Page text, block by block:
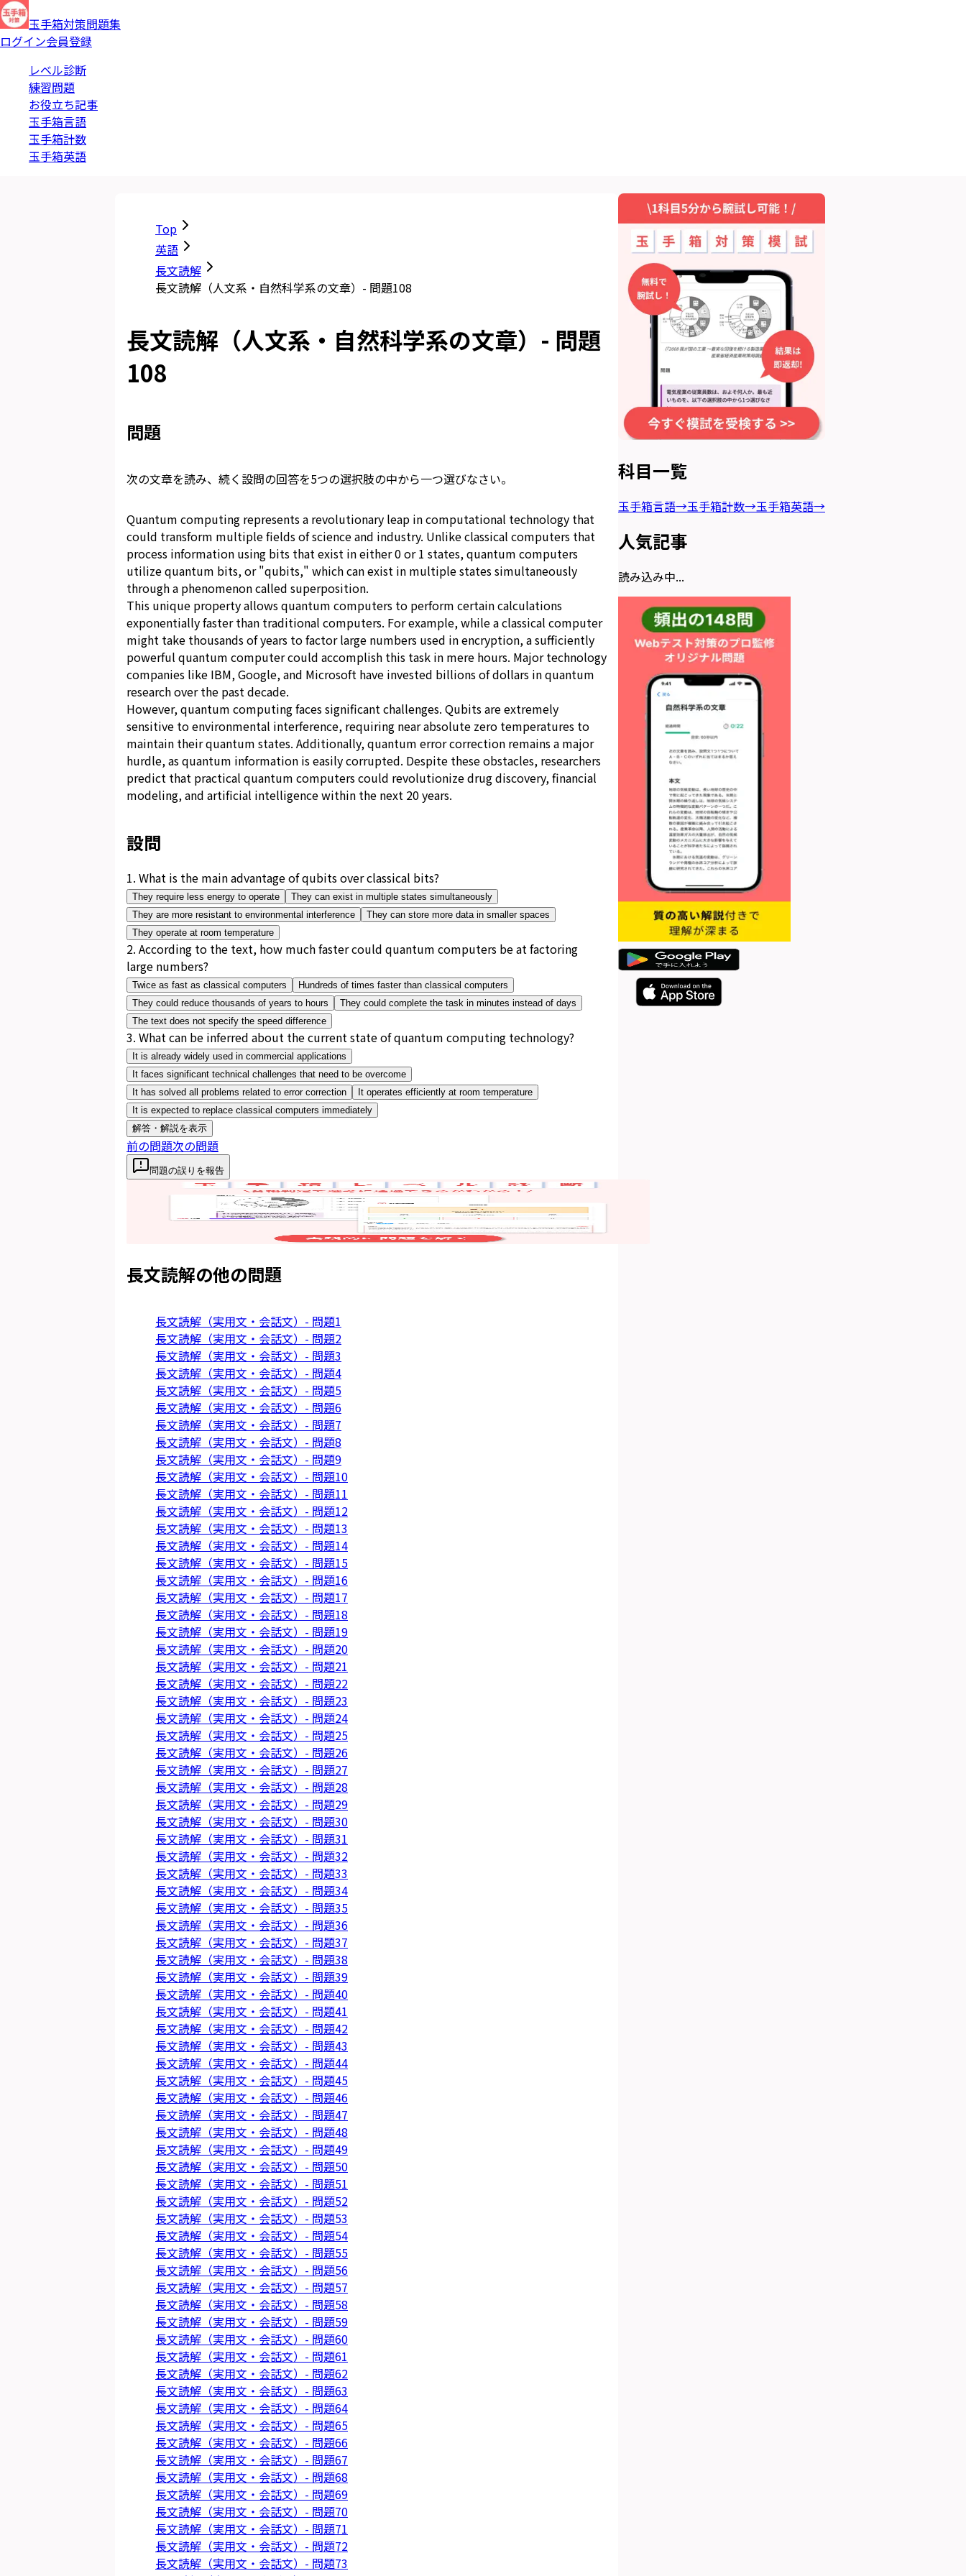
玉手箱対策問題集
ログイン会員登録
レベル診断
練習問題
お役立ち記事
玉手箱言語
玉手箱計数
玉手箱英語
Top
英語
長文読解
長文読解（人文系・自然科学系の文章）- 問題108
長文読解（人文系・自然科学系の文章）- 問題
108
問題
次の文章を読み、続く設問の回答を5つの選択肢の中から一つ選びなさい。
Quantum computing represents a revolutionary leap in computational technology that
could transform multiple fields of science and industry. Unlike classical computers that
process information using bits that exist in either 0 or 1 states, quantum computers
utilize quantum bits, or "qubits," which can exist in multiple states simultaneously
through a phenomenon called superposition.
This unique property allows quantum computers to perform certain calculations
exponentially faster than traditional computers. For example, while a classical computer
might take thousands of years to factor large numbers used in encryption, a sufficiently
powerful quantum computer could accomplish this task in mere hours. Major technology
companies like IBM, Google, and Microsoft have invested billions of dollars in quantum
research over the past decade.
However, quantum computing faces significant challenges. Qubits are extremely
sensitive to environmental interference, requiring near absolute zero temperatures to
maintain their quantum states. Additionally, quantum error correction remains a major
hurdle, as quantum information is easily corrupted. Despite these obstacles, researchers
predict that practical quantum computers could revolutionize drug discovery, financial
modeling, and artificial intelligence within the next 20 years.
設問
1. What is the main advantage of qubits over classical bits?
They require less energy to operate
They can exist in multiple states simultaneously
They are more resistant to environmental interference
They can store more data in smaller spaces
They operate at room temperature
2. According to the text, how much faster could quantum computers be at factoring
large numbers?
Twice as fast as classical computers
Hundreds of times faster than classical computers
They could reduce thousands of years to hours
They could complete the task in minutes instead of days
The text does not specify the speed difference
3. What can be inferred about the current state of quantum computing technology?
It is already widely used in commercial applications
It faces significant technical challenges that need to be overcome
It has solved all problems related to error correction
It operates efficiently at room temperature
It is expected to replace classical computers immediately
解答・解説を表示
前の問題次の問題
問題の誤りを報告
長文読解の他の問題
長文読解（実用文・会話文）- 問題1
長文読解（実用文・会話文）- 問題2
長文読解（実用文・会話文）- 問題3
長文読解（実用文・会話文）- 問題4
長文読解（実用文・会話文）- 問題5
長文読解（実用文・会話文）- 問題6
長文読解（実用文・会話文）- 問題7
長文読解（実用文・会話文）- 問題8
長文読解（実用文・会話文）- 問題9
長文読解（実用文・会話文）- 問題10
長文読解（実用文・会話文）- 問題11
長文読解（実用文・会話文）- 問題12
長文読解（実用文・会話文）- 問題13
長文読解（実用文・会話文）- 問題14
長文読解（実用文・会話文）- 問題15
長文読解（実用文・会話文）- 問題16
長文読解（実用文・会話文）- 問題17
長文読解（実用文・会話文）- 問題18
長文読解（実用文・会話文）- 問題19
長文読解（実用文・会話文）- 問題20
長文読解（実用文・会話文）- 問題21
長文読解（実用文・会話文）- 問題22
長文読解（実用文・会話文）- 問題23
長文読解（実用文・会話文）- 問題24
長文読解（実用文・会話文）- 問題25
長文読解（実用文・会話文）- 問題26
長文読解（実用文・会話文）- 問題27
長文読解（実用文・会話文）- 問題28
長文読解（実用文・会話文）- 問題29
長文読解（実用文・会話文）- 問題30
長文読解（実用文・会話文）- 問題31
長文読解（実用文・会話文）- 問題32
長文読解（実用文・会話文）- 問題33
長文読解（実用文・会話文）- 問題34
長文読解（実用文・会話文）- 問題35
長文読解（実用文・会話文）- 問題36
長文読解（実用文・会話文）- 問題37
長文読解（実用文・会話文）- 問題38
長文読解（実用文・会話文）- 問題39
長文読解（実用文・会話文）- 問題40
長文読解（実用文・会話文）- 問題41
長文読解（実用文・会話文）- 問題42
長文読解（実用文・会話文）- 問題43
長文読解（実用文・会話文）- 問題44
長文読解（実用文・会話文）- 問題45
長文読解（実用文・会話文）- 問題46
長文読解（実用文・会話文）- 問題47
長文読解（実用文・会話文）- 問題48
長文読解（実用文・会話文）- 問題49
長文読解（実用文・会話文）- 問題50
長文読解（実用文・会話文）- 問題51
長文読解（実用文・会話文）- 問題52
長文読解（実用文・会話文）- 問題53
長文読解（実用文・会話文）- 問題54
長文読解（実用文・会話文）- 問題55
長文読解（実用文・会話文）- 問題56
長文読解（実用文・会話文）- 問題57
長文読解（実用文・会話文）- 問題58
長文読解（実用文・会話文）- 問題59
長文読解（実用文・会話文）- 問題60
長文読解（実用文・会話文）- 問題61
長文読解（実用文・会話文）- 問題62
長文読解（実用文・会話文）- 問題63
長文読解（実用文・会話文）- 問題64
長文読解（実用文・会話文）- 問題65
長文読解（実用文・会話文）- 問題66
長文読解（実用文・会話文）- 問題67
長文読解（実用文・会話文）- 問題68
長文読解（実用文・会話文）- 問題69
長文読解（実用文・会話文）- 問題70
長文読解（実用文・会話文）- 問題71
長文読解（実用文・会話文）- 問題72
長文読解（実用文・会話文）- 問題73
科目一覧
玉手箱言語→玉手箱計数→玉手箱英語→
人気記事
読み込み中...